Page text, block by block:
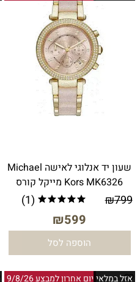
שעון יד אנלוגי לאישה Michael
Kors MK6326 מייקל קורס
₪799
₪599
(1)
הוספה לסל
יום אחרון למבצע 9/8/26אזל במלאי